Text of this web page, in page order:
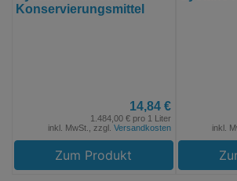
Konservierungsmittel
14,84 €
1.484,00 € pro 1 Liter
inkl. MwSt., zzgl. Versandkosten
Zum Produkt
inkl.